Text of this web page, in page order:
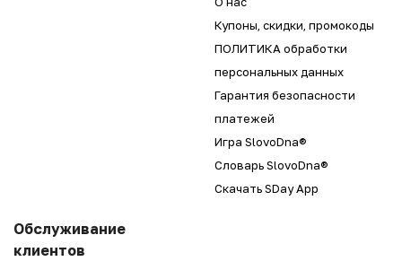
Купоны, скидки, промокоды
ПОЛИТИКА обработки
персональных данных
Гарантия безопасности
платежей
Игра SlovoDna®
Словарь SlovoDna®
Скачать SDay App
Обслуживание
клиентов